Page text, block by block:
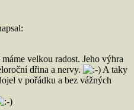
velkou radost. Jeho výhra
dřina a nervy.
A taky
v pořádku a bez vážných